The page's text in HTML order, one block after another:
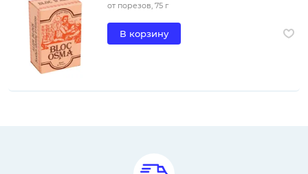
от порезов, 75 г
В корзину